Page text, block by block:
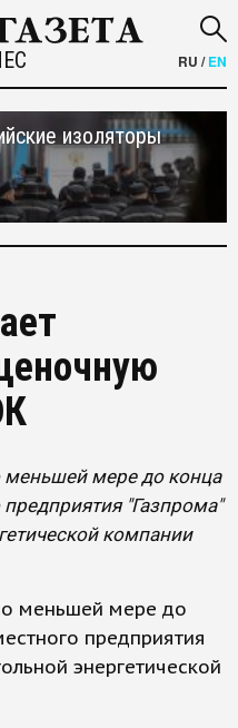
RU /EN
изоляторы
меньшей мере до конца
"Газпрома"
компании
меньшей мере до
предприятия
энергетической